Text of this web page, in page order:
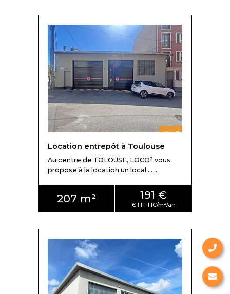
Location entrepôt à Toulouse
Au centre de TOLOUSE, LOCO² vous
propose à la location un local ... ...
207 m² 191 €